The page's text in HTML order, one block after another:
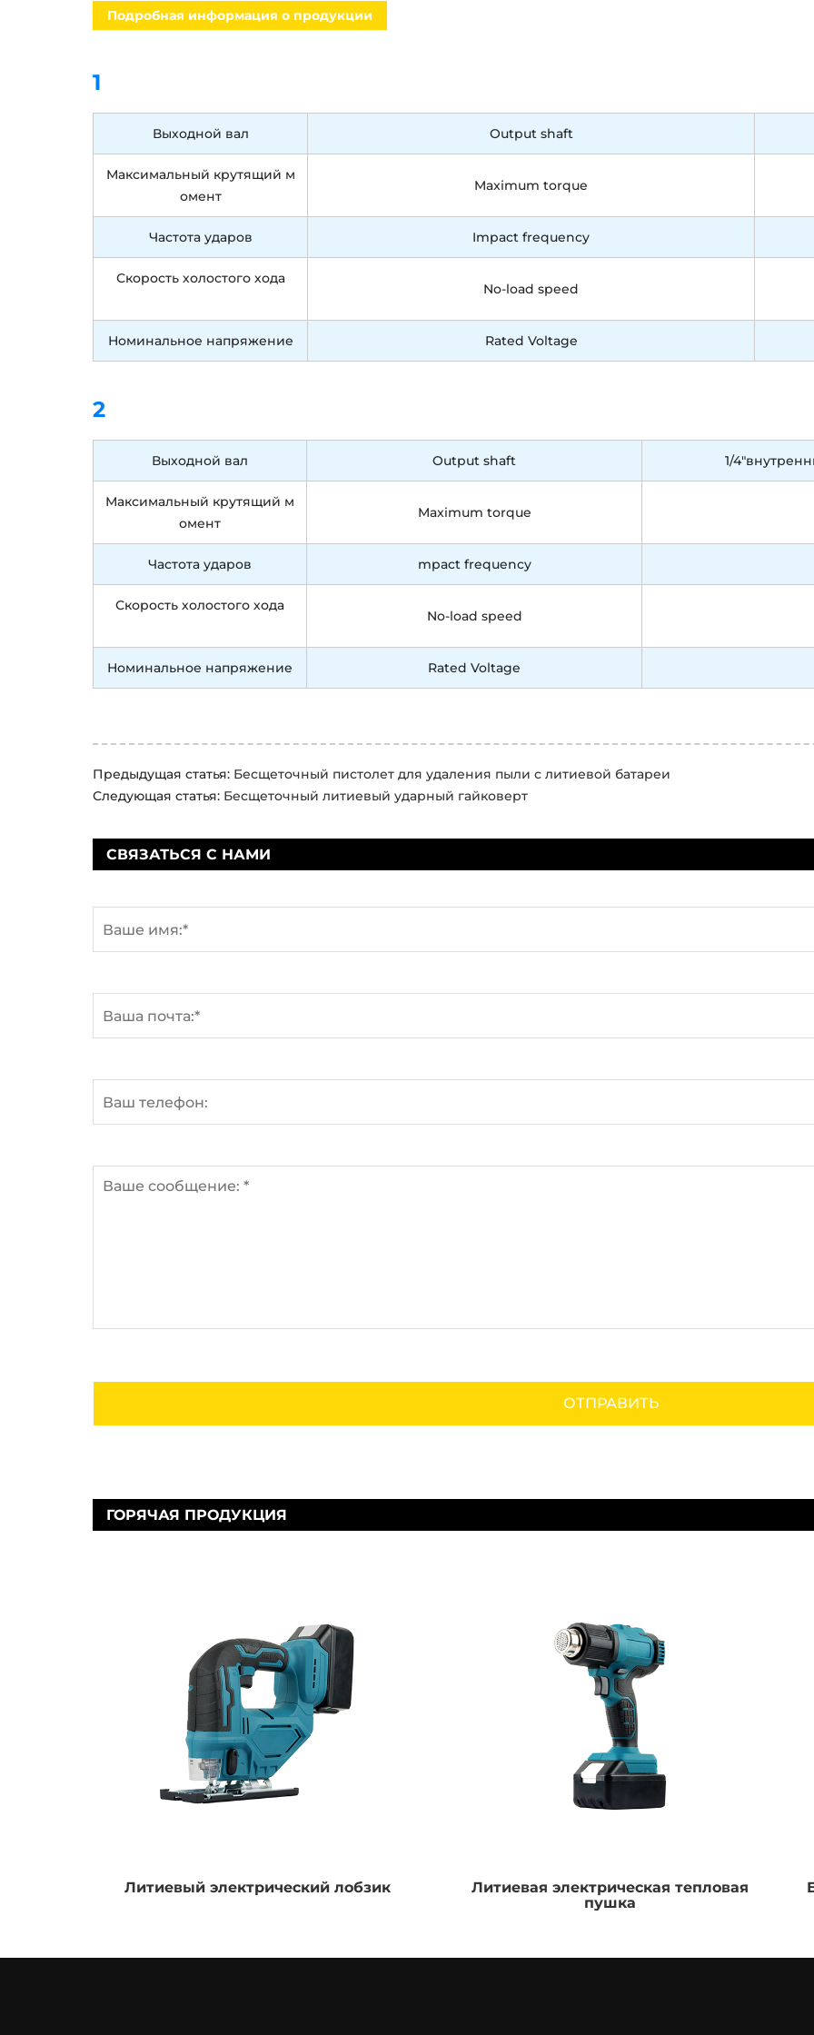
Подробная информация о продукции
1
Выходной вал Output shaft
Максимальный крутящий м
омент
Maximum torque
Частота ударов Impact frequency
Скорость холостого хода
No-load speed
Номинальное напряжение Rated Voltage
2
Выходной вал Output shaft 1/
Максимальный крутящий м
омент
Maximum torque
Частота ударов mpact frequency
Скорость холостого хода
No-load speed
Номинальное напряжение Rated Voltage
Предыдущая статья: Бесщеточный пистолет для удаления пыли с литиевой батареи
Следующая статья: Бесщеточный литиевый ударный гайковерт
СВЯЗАТЬСЯ С НАМИ
ГОРЯЧАЯ ПРОДУКЦИЯ
Литиевый электрический лобзик
Литиевая электрическая тепловая
пушка